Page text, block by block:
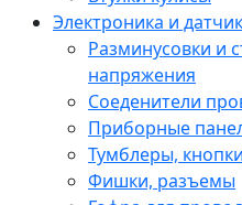
Электроника и
Разминусовки и
напряжения
Соеденители
Приборные
Тумблеры,
Фишки, разъемы